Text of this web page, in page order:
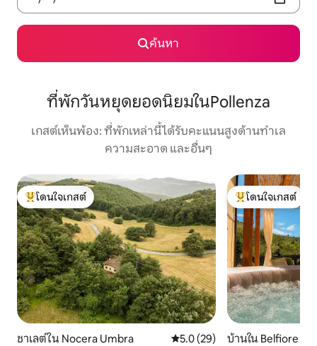
ค้นหา
ที่พักวันหยุดยอดนิยมในPollenza
เกสต์เห็นพ้อง: ที่พักเหล่านี้ได้รับคะแนนสูงด้านทำเล
ความสะอาด และอื่นๆ
โดนใจเกสต์ที่สุด
โดนใจเกสต์
ชาเลต์ใน Nocera Umbra คะแนนเฉลี่ย 5.0 จาก 5, 29 รีวิว
5.0 (29)
โดนใจเกสต์ที่สุด
โดนใจเกสต์
บ้านใน Belfiore